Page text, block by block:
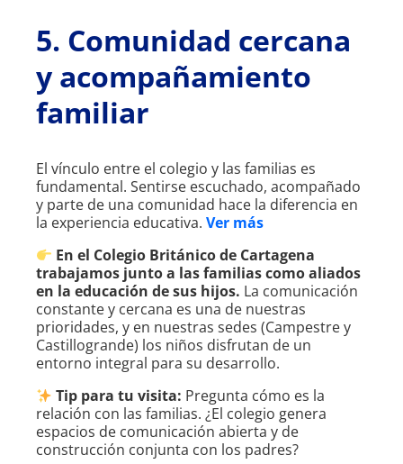
5. Comunidad cercana
y acompañamiento
familiar
El vínculo entre el colegio y las familias es
fundamental. Sentirse escuchado, acompañado
y parte de una comunidad hace la diferencia en
la experiencia educativa. Ver más
En el Colegio Británico de Cartagena
trabajamos junto a las familias como aliados
en la educación de sus hijos. La comunicación
constante y cercana es una de nuestras
prioridades, y en nuestras sedes (Campestre y
Castillogrande) los niños disfrutan de un
entorno integral para su desarrollo.
Tip para tu visita: Pregunta cómo es la
relación con las familias. ¿El colegio genera
espacios de comunicación abierta y de
construcción conjunta con los padres?